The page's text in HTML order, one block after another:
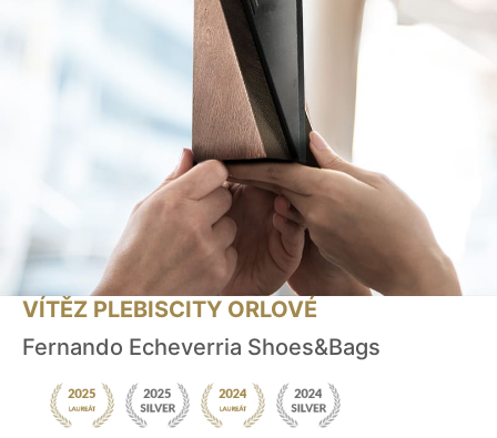
VÍTĚZ PLEBISCITY ORLOVÉ
Fernando Echeverria Shoes&Bags